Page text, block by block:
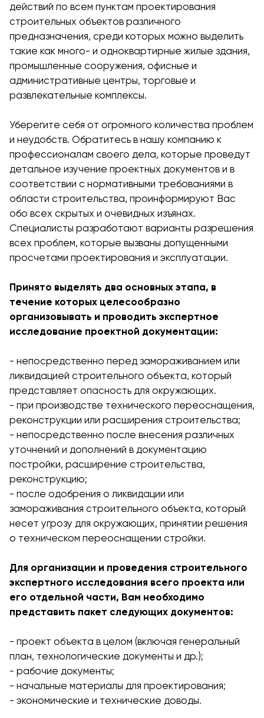
действий по всем пунктам проектирования
строительных объектов различного
предназначения, среди которых можно выделить
такие как много- и одноквартирные жилые здания,
промышленные сооружения, офисные и
административные центры, торговые и
развлекательные комплексы.
Уберегите себя от огромного количества проблем
и неудобств. Обратитесь в нашу компанию к
профессионалам своего дела, которые проведут
детальное изучение проектных документов и в
соответствии с нормативными требованиями в
области строительства, проинформируют Вас
обо всех скрытых и очевидных изъянах.
Специалисты разработают варианты разрешения
всех проблем, которые вызваны допущенными
просчетами проектирования и эксплуатации.
Принято выделять два основных этапа, в
течение которых целесообразно
организовывать и проводить экспертное
исследование проектной документации:
- непосредственно перед замораживанием или
ликвидацией строительного объекта, который
представляет опасность для окружающих.
- при производстве технического переоснащения,
реконструкции или расширения строительства;
- непосредственно после внесения различных
уточнений и дополнений в документацию
постройки, расширение строительства,
реконструкцию;
- после одобрения о ликвидации или
замораживания строительного объекта, который
несет угрозу для окружающих, принятии решения
о техническом переоснащении стройки.
Для организации и проведения строительного
экспертного исследования всего проекта или
его отдельной части, Вам необходимо
представить пакет следующих документов:
- проект объекта в целом (включая генеральный
план, технологические документы и др.);
- рабочие документы;
- начальные материалы для проектирования;
- экономические и технические доводы.